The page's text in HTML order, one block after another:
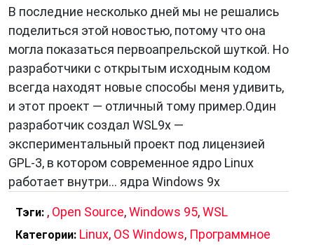
В последние несколько дней мы не решались
поделиться этой новостью, потому что она
могла показаться первоапрельской шуткой. Но
разработчики с открытым исходным кодом
всегда находят новые способы меня удивить,
и этот проект — отличный тому пример.Один
разработчик создал WSL9x —
экспериментальный проект под лицензией
GPL-3, в котором современное ядро Linux
работает внутри… ядра Windows 9x
Тэги: , Open Source,Windows 95,WSL
Категории: Linux, OS Windows, Программное